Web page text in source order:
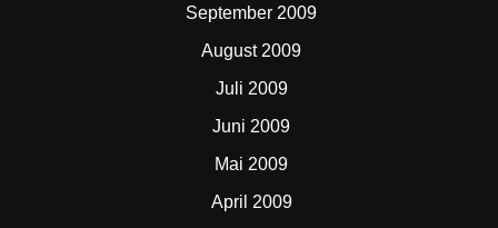
September 2009
August 2009
Juli 2009
Juni 2009
Mai 2009
April 2009